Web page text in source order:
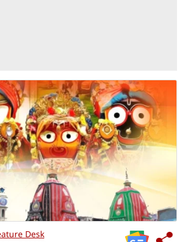
Desk